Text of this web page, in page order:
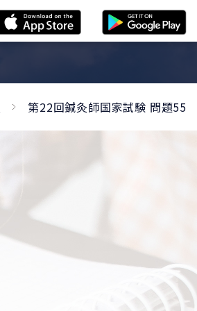
第22回鍼灸師国家試験 問題55